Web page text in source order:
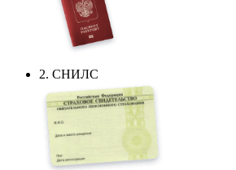
2. СНИЛС